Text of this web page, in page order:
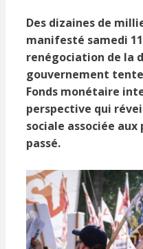
Des dizaines de
manifesté samedi
renégociation de la
gouvernement
Fonds monétaire
perspective qui
sociale associée
passé.